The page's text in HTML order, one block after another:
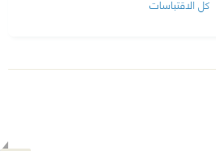
كل الاقتباسات